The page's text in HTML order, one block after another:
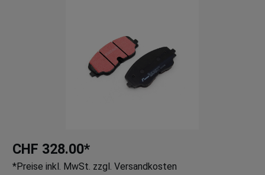
CHF 328.00*
*Preise inkl. MwSt. zzgl. Versandkosten